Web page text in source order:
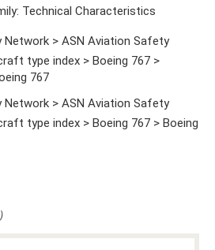
Technical Characteristics
> ASN Aviation Safety
type index > Boeing 767 >
767
> ASN Aviation Safety
type index > Boeing 767 > Boeing
)